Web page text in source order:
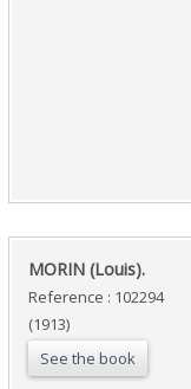
‎MORIN (Louis).‎
Reference : 102294
(1913)
See the book